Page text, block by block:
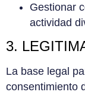
Gestionar
actividad
3.
La base legal
consentimiento